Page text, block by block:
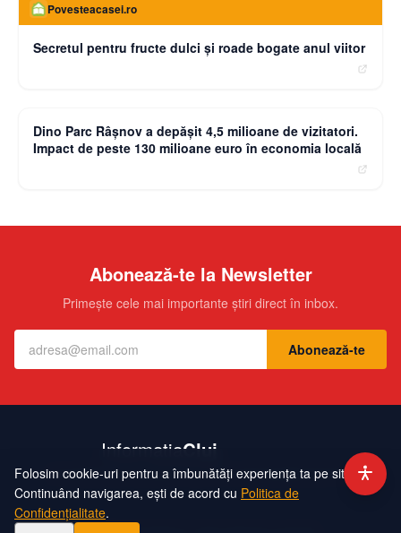
Povesteacasei.ro
Secretul pentru fructe dulci și roade bogate anul viitor
Dino Parc Râșnov a depășit 4,5 milioane de vizitatori.
Impact de peste 130 milioane euro în economia locală
Abonează-te la Newsletter
Primește cele mai importante știri direct în inbox.
Abonează-te
ContactEchipa Publicitate Politică de ConfidențialitateHartă Site
Folosim cookie-uri pentru a îmbunătăți experiența ta pe site.
Continuând navigarea, ești de acord cu Politica de
Confidențialitate.